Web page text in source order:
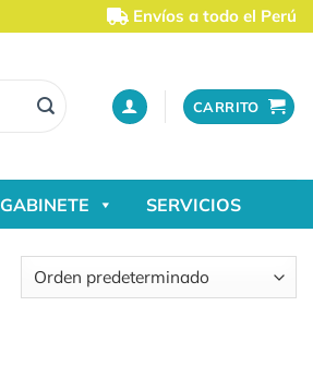
Envíos a todo el Perú
CARRITO
GABINETE SERVICIOS